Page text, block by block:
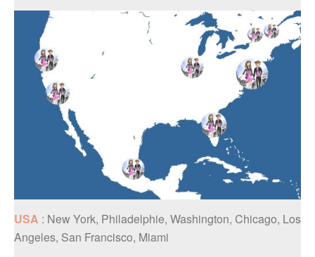
USA : New York, Philadelphie, Washington, Chicago, Los
Angeles, San Francisco, Miami